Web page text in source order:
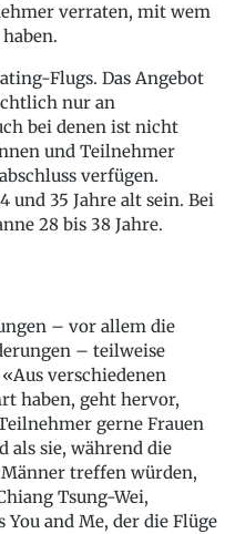
verraten, mit wem
Flugs. Das Angebot
nur an
bei denen ist nicht
und Teilnehmer
verfügen.
und 35 Jahre alt sein. Bei
28 bis 38 Jahre.
– vor allem die
– teilweise
verschiedenen
haben, geht hervor,
gerne Frauen
als sie, während die
treffen würden,
Tsung-Wei,
and Me, der die Flüge